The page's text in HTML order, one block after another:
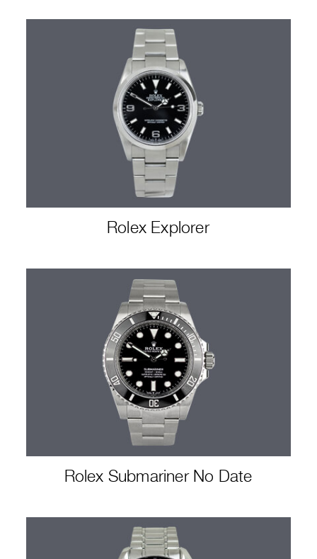
Rolex Explorer
Rolex Submariner No Date